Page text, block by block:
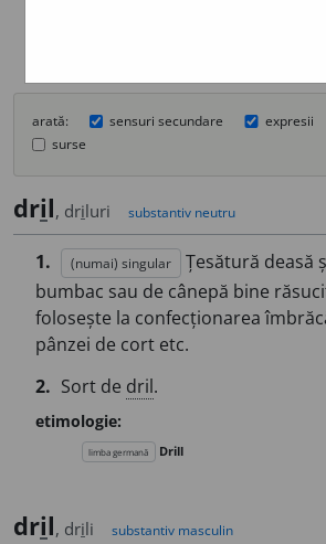
arată: sensuri secundare expresii
surse
dril, driluri substantiv neutru
1. (numai) singular
Țesătură deasă
bumbac sau de cânepă bine
folosește la confecționarea
pânzei de cort etc.
2. Sort de dril.
etimologie:
limba germană Drill
dril, drili substantiv masculin